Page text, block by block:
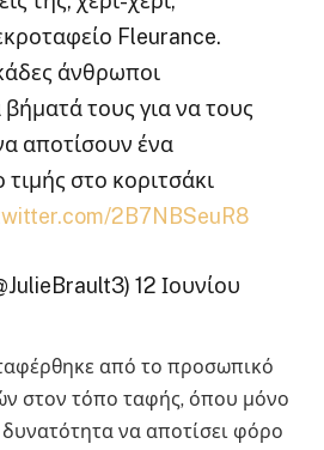
Fleurance.
άνθρωποι
τους για να τους
αποτίσουν ένα
στο κοριτσάκι
2B7NBSeuR8
12 Ιουνίου
από το προσωπικό
στον τόπο ταφής, όπου μόνο
δυνατότητα να αποτίσει φόρο